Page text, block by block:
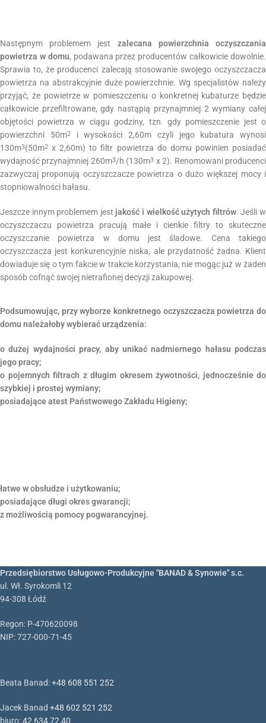
Następnym problemem jest zalecana powierzchnia oczyszczania
powietrza w domu, podawana przez producentów całkowicie dowolnie.
Sprawia to, że producenci zalecają stosowanie swojego oczyszczacza
powietrza na abstrakcyjnie duże powierzchnie. Wg specjalistów należy
przyjąć, że powietrze w pomieszczeniu o konkretnej kubaturze będzie
całkowicie przefiltrowane, gdy nastąpią przynajmniej 2 wymiany całej
objętości powietrza w ciągu godziny, tzn. gdy pomieszczenie jest o
powierzchni 50m2i wysokości 2,60m czyli jego kubatura wynosi
130m3(50m2 x 2,60m) to filtr powietrza do domu powinien posiadać
wydajność przynajmniej 260m3/h (130m3 x 2). Renomowani producenci
zazwyczaj proponują oczyszczacze powietrza o dużo większej mocy i
stopniowalności hałasu.
Jeszcze innym problemem jest jakość i wielkość użytych filtrów. Jeśli w
oczyszczaczu powietrza pracują małe i cienkie filtry to skuteczne
oczyszczanie powietrza w domu jest śladowe. Cena takiego
oczyszczacza jest konkurencyjnie niska, ale przydatność żadna. Klient
dowiaduje się o tym fakcie w trakcie korzystania, nie mogąc już w żaden
sposób cofnąć swojej nietrafionej decyzji zakupowej.
Podsumowując, przy wyborze konkretnego oczyszczacza powietrza do
domu należałoby wybierać urządzenia:
o dużej wydajności pracy, aby unikać nadmiernego hałasu podczas
jego pracy;
o pojemnych filtrach z długim okresem żywotności, jednocześnie do
szybkiej i prostej wymiany;
posiadające atest Państwowego Zakładu Higieny;
łatwe w obsłudze i użytkowaniu;
posiadające długi okres gwarancji;
z możliwością pomocy pogwarancyjnej.
Przedsiębiorstwo Usługowo-Produkcyjne "BANAD & Synowie" s.c.
ul. Wł. Syrokomli 12
94-308 Łódź
Regon: P-470620098
NIP: 727-000-71-45
Beata Banad:+48 608 551 252
Jacek Banad +48 602 521 252
biuro:42 634 72 40